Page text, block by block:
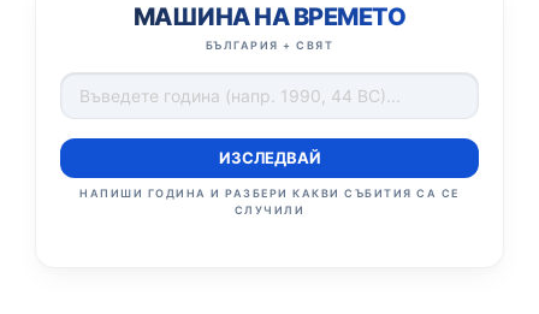
МАШИНА НА ВРЕМЕТО
БЪЛГАРИЯ + СВЯТ
ИЗСЛЕДВАЙ
НАПИШИ ГОДИНА И РАЗБЕРИ КАКВИ СЪБИТИЯ СА СЕ
СЛУЧИЛИ